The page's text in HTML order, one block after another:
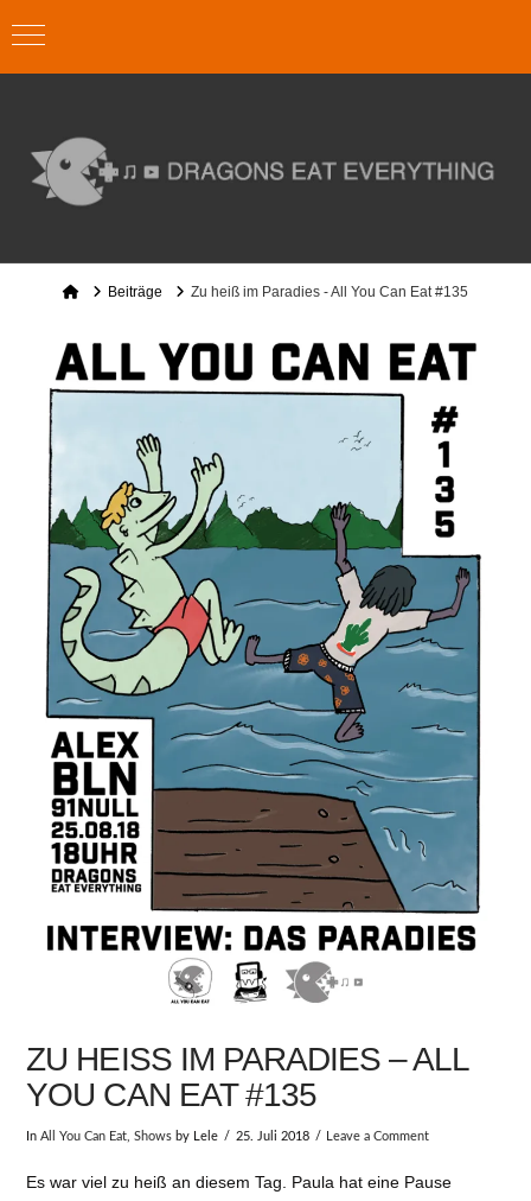
HomeBeiträge Zu heiß im Paradies - All You Can Eat #135
ZU HEISS IM PARADIES – ALL Y
OU CAN EAT #135
InAll You Can Eat ,Shows by Lele 25. Juli 2018 Leave a Comment
Es war viel zu heiß an diesem Tag. Paula hat eine Pause